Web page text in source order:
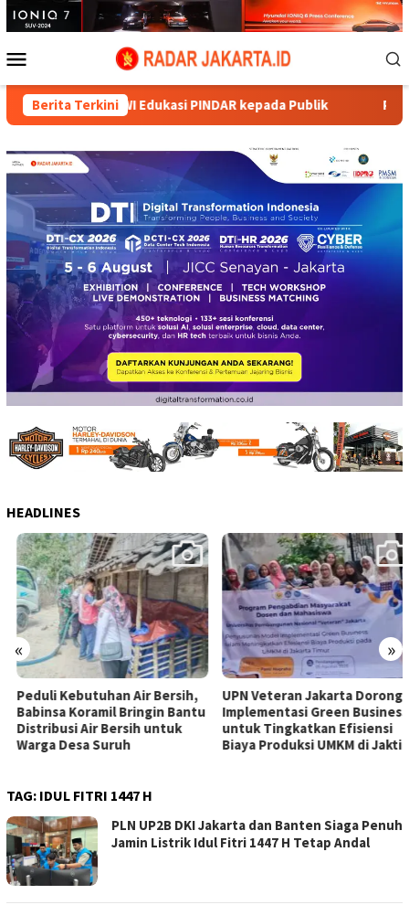
Loncat
ke
Mobile
Berita Terkini
PWI Edukasi PINDAR kepada Publik Peduli Kebutuhan
HEADLINES
« »
Peduli Kebutuhan Air Bersih,
Babinsa Koramil Bringin Bantu
Distribusi Air Bersih untuk
Warga Desa Suruh
UPN Veteran Jakarta Dorong
Implementasi Green Business
untuk Tingkatkan Efisiensi
Biaya Produksi UMKM di Jaktim
TAG: IDUL FITRI 1447 H
PLN UP2B DKI Jakarta dan Banten Siaga Penuh
Jamin Listrik Idul Fitri 1447 H Tetap Andal